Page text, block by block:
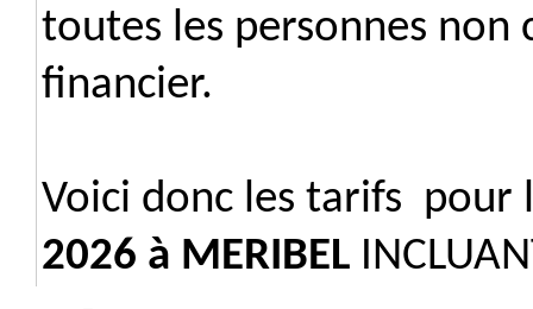
toutes les personnes non
financier.
Voici donc les tarifs pour
2026 à MERIBEL